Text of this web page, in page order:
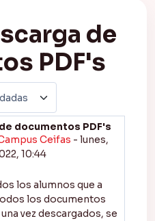
de
PDF's
documentos PDF's
Ceifas - lunes,
10:44
0
los alumnos que a
los documentos
vez descargados, se